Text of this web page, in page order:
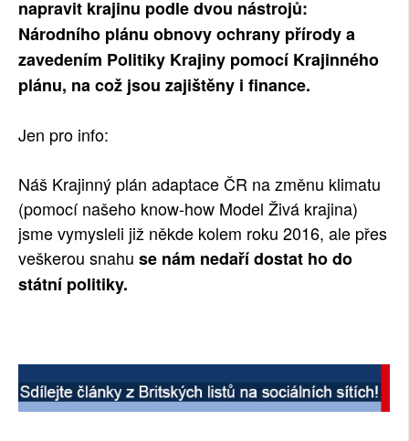
napravit krajinu podle dvou nástrojů:
Národního plánu obnovy ochrany přírody a
zavedením Politiky Krajiny pomocí Krajinného
plánu, na což jsou zajištěny i finance.
Jen pro info:
Náš Krajinný plán adaptace ČR na změnu klimatu
(pomocí našeho know-how Model Živá krajina)
jsme vymysleli již někde kolem roku 2016, ale přes
veškerou snahu se nám nedaří dostat ho do
státní politiky.